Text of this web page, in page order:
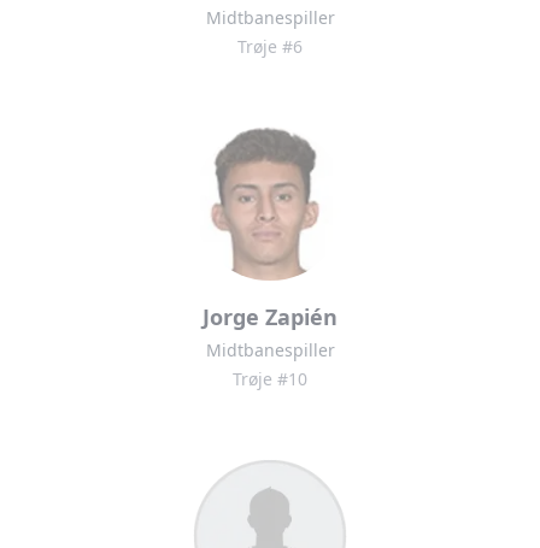
Midtbanespiller
Trøje #6
Jorge Zapién
Midtbanespiller
Trøje #10